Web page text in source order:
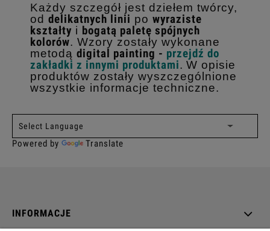
Każdy szczegół jest dziełem twórcy,
od delikatnych linii po wyraziste
kształty i bogatą paletę spójnych
kolorów. Wzory zostały wykonane
metodą digital painting - przejdź do
zakładki z innymi produktami. W opisie
produktów zostały wyszczególnione
wszystkie informacje techniczne.
Powered by Translate
INFORMACJE